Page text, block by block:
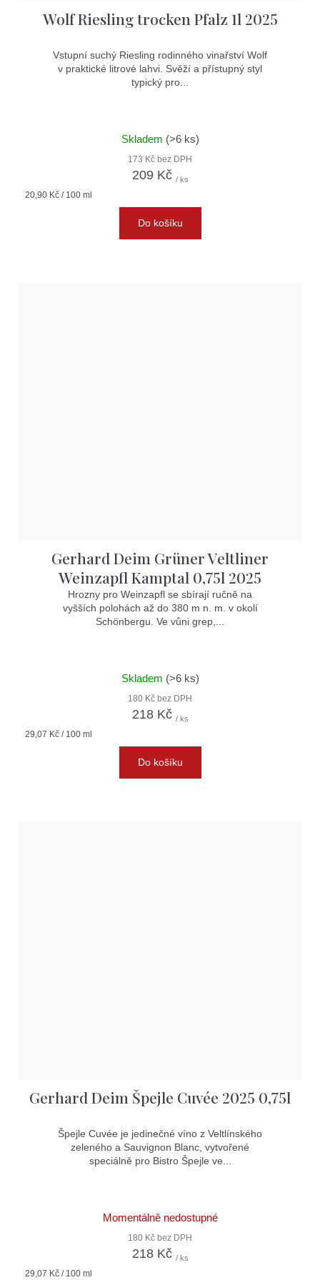
Wolf Riesling trocken Pfalz 1l 2025
Vstupní suchý Riesling rodinného vinařství Wolf
v praktické litrové lahvi. Svěží a přístupný styl
typický pro...
Skladem (>6 ks)
173 Kč bez DPH
209 Kč / ks
Měrná
20,90 Kč / 100 ml
Do košíku
Gerhard Deim Grüner Veltliner
Weinzapfl Kamptal 0,75l 2025
Hrozny pro Weinzapfl se sbírají ručně na
vyšších polohách až do 380 m n. m. v okolí
Schönbergu. Ve vůni grep,...
Skladem (>6 ks)
180 Kč bez DPH
218 Kč / ks
Měrná
29,07 Kč / 100 ml
Do košíku
Gerhard Deim Špejle Cuvée 2025 0,75l
Špejle Cuvée je jedinečné víno z Veltlínského
zeleného a Sauvignon Blanc, vytvořené
speciálně pro Bistro Špejle ve...
Momentálně nedostupné
180 Kč bez DPH
218 Kč / ks
Měrná
29,07 Kč / 100 ml